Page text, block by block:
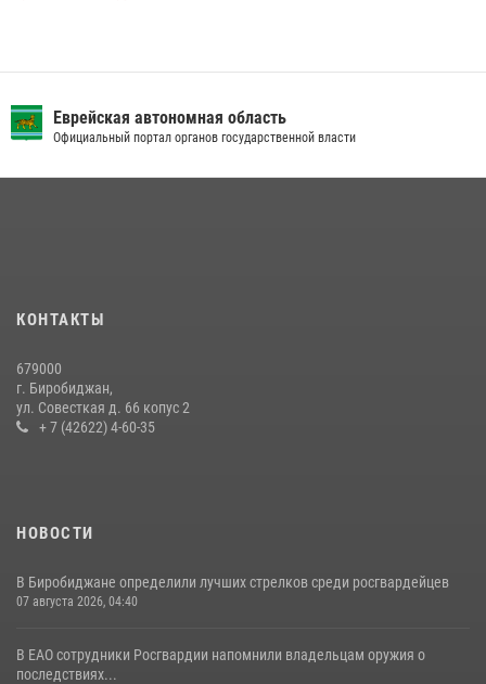
23 июля 2026, 00:16 2
15 июля 2026, 07:12
Первых основам самообороны
13 июля 2026, 02:04 3
Еврейская автономная область
Официальный портал органов государственной власти
КОНТАКТЫ
679000
г. Биробиджан,
ул. Совесткая д. 66 копус 2
+ 7 (42622) 4-60-35
НОВОСТИ
В Биробиджане определили лучших стрелков среди росгвардейцев
07 августа 2026, 04:40
В ЕАО сотрудники Росгвардии напомнили владельцам оружия о
последствиях...